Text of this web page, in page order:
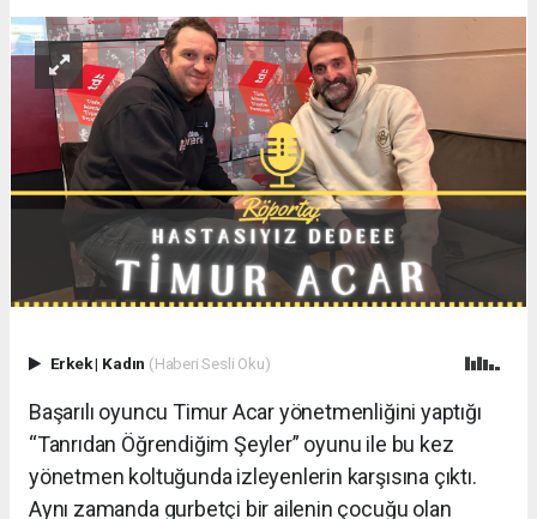
Erkek| Kadın (Haberi Sesli Oku)
Başarılı oyuncu Timur Acar yönetmenliğini yaptığı
“Tanrıdan Öğrendiğim Şeyler” oyunu ile bu kez
yönetmen koltuğunda izleyenlerin karşısına çıktı.
Aynı zamanda gurbetçi bir ailenin çocuğu olan